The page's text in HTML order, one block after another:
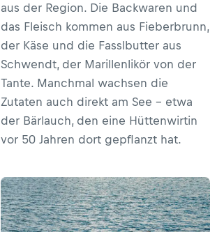
aus der Region. Die Backwaren und
das Fleisch kommen aus Fieberbrunn,
der Käse und die Fasslbutter aus
Schwendt, der Marillenlikör von der
Tante. Manchmal wachsen die
Zutaten auch direkt am See – etwa
der Bärlauch, den eine Hüttenwirtin
vor 50 Jahren dort gepflanzt hat.